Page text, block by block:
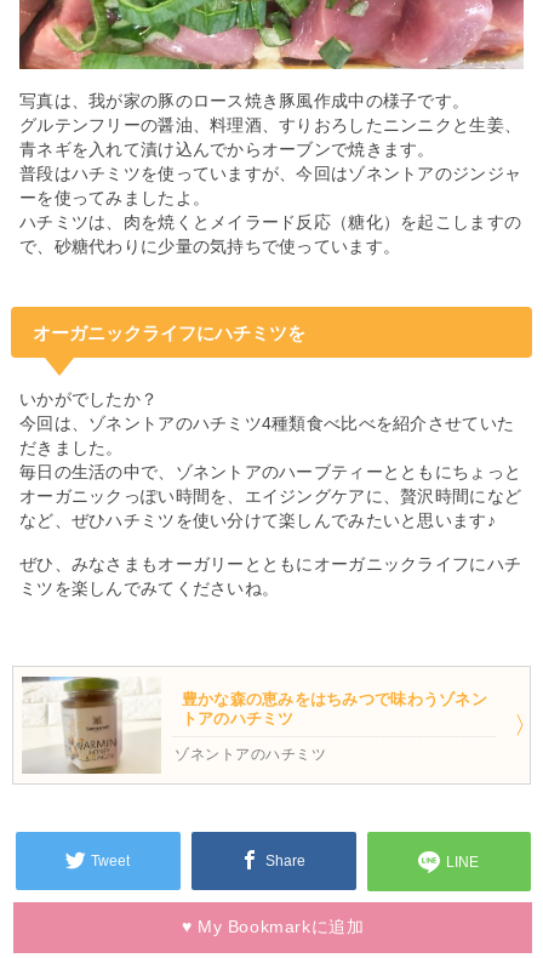
写真は、我が家の豚のロース焼き豚風作成中の様子です。
グルテンフリーの醤油、料理酒、すりおろしたニンニクと生姜、
青ネギを入れて漬け込んでからオーブンで焼きます。
普段はハチミツを使っていますが、今回はゾネントアのジンジャ
ーを使ってみましたよ。
ハチミツは、肉を焼くとメイラード反応（糖化）を起こしますの
で、砂糖代わりに少量の気持ちで使っています。
オーガニックライフにハチミツを
いかがでしたか？
今回は、ゾネントアのハチミツ4種類食べ比べを紹介させていた
だきました。
毎日の生活の中で、ゾネントアのハーブティーとともにちょっと
オーガニックっぽい時間を、エイジングケアに、贅沢時間になど
など、ぜひハチミツを使い分けて楽しんでみたいと思います♪
ぜひ、みなさまもオーガリーとともにオーガニックライフにハチ
ミツを楽しんでみてくださいね。
豊かな森の恵みをはちみつで味わうゾネン
トアのハチミツ
ゾネントアのハチミツ
Tweet Share LINE
♥ My Bookmarkに追加